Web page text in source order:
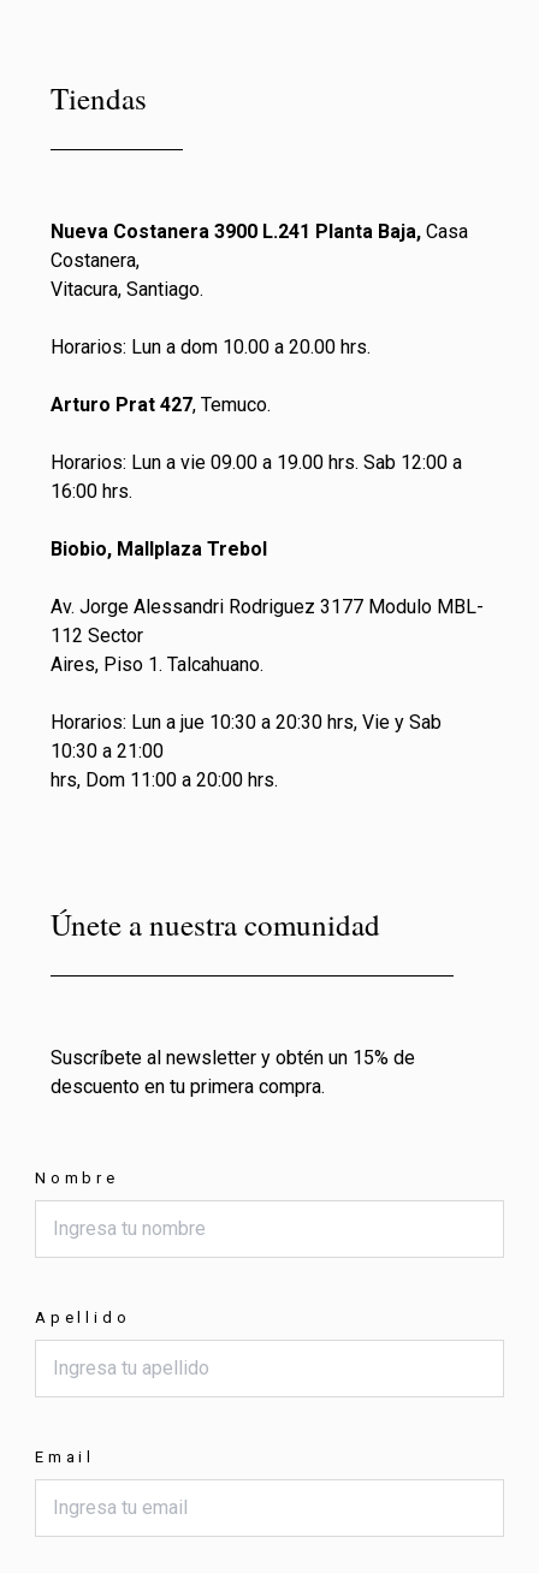
Tiendas
Nueva Costanera 3900 L.241 Planta Baja, Casa
Costanera,
Vitacura, Santiago.
Horarios: Lun a dom 10.00 a 20.00 hrs.
Arturo Prat 427, Temuco.
Horarios: Lun a vie 09.00 a 19.00 hrs. Sab 12:00 a
16:00 hrs.
Biobio, Mallplaza Trebol
Av. Jorge Alessandri Rodriguez 3177 Modulo MBL-
112 Sector
Aires, Piso 1. Talcahuano.
Horarios: Lun a jue 10:30 a 20:30 hrs, Vie y Sab
10:30 a 21:00
hrs, Dom 11:00 a 20:00 hrs.
Únete a nuestra comunidad
Suscríbete al newsletter y obtén un 15% de
descuento en tu primera compra.
Nombre
Apellido
Email